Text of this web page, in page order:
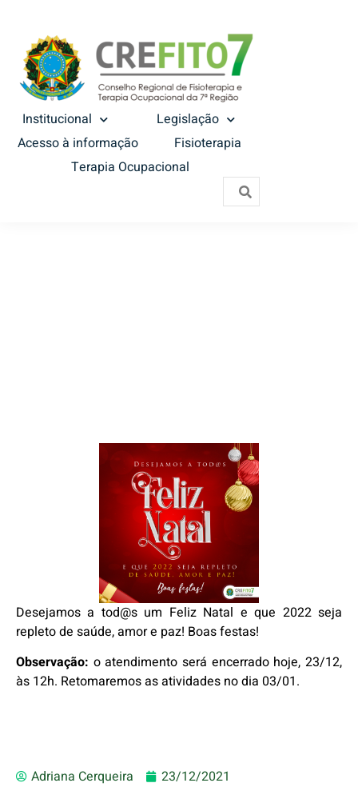
Institucional
Legislação
Acesso à informação
Fisioterapia
Terapia Ocupacional
Desejamos a tod@s um Feliz Natal e que 2022 seja
repleto de saúde, amor e paz! Boas festas!
Observação: o atendimento será encerrado hoje, 23/12,
às 12h. Retomaremos as atividades no dia 03/01.
Adriana Cerqueira 23/12/2021